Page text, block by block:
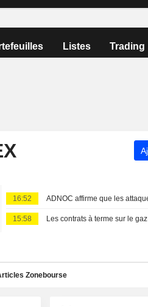
Listes Trading
16:52
15:58
Zonebourse